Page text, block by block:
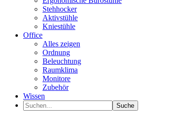
Stehhocker
Aktivstühle
Kniestühle
Office
Alles zeigen
Ordnung
Beleuchtung
Raumklima
Monitore
Zubehör
Wissen
Suche